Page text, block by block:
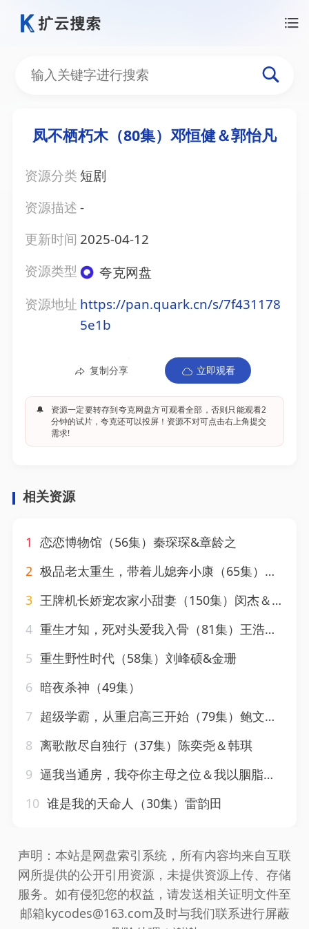
凤不栖朽木（80集）邓恒健＆郭怡凡
资源分类 短剧
资源描述-
更新时间 2025-04-12
资源类型
夸克网盘
资源地址 https://pan.quark.cn/s/7f431178
5e1b
复制分享 立即观看
🔔
资源一定要转存到夸克网盘方可观看全部，否则只能观看2
分钟的试片，夸克还可以投屏！资源不对可点击右上角提交
需求!
相关资源
1 恋恋博物馆（56集）秦琛琛&章龄之
2 极品老太重生，带着儿媳奔小康（65集）刘月涛&白晶晶
3 王牌机长娇宠农家小甜妻（150集）闵杰＆崔晓萱
4 重生才知，死对头爱我入骨（81集）王浩翔＆马乐婕
5 重生野性时代（58集）刘峰硕&金珊
6 暗夜杀神（49集）
7 超级学霸，从重启高三开始（79集）鲍文浩＆王倩
8 离歌散尽自独行（37集）陈奕尧＆韩琪
9 逼我当通房，我夺你主母之位＆我以胭脂覆山河（79集）常丹丹
10 谁是我的天命人（30集）雷韵田
声明：本站是网盘索引系统，所有内容均来自互联
网所提供的公开引用资源，未提供资源上传、存储
服务。如有侵犯您的权益，请发送相关证明文件至
邮箱kycodes@163.com及时与我们联系进行屏蔽